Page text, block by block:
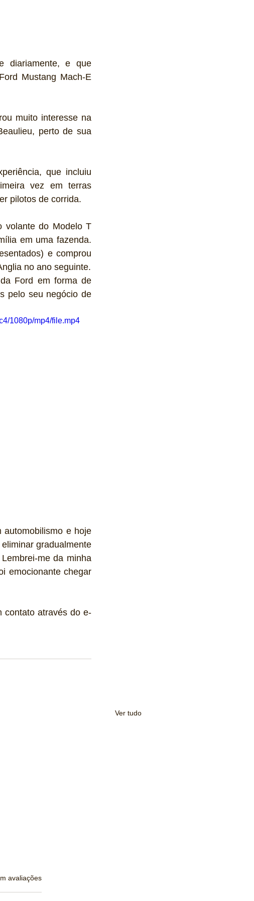
diariamente, e que
Mustang Mach-E
muito interesse na
perto de sua
que incluiu
vez em terras
pilotos de corrida.
volante do Modelo T
em uma fazenda.
e comprou
no ano seguinte.
Ford em forma de
pelo seu negócio de
1080p/mp4/file.mp4
automobilismo e hoje
gradualmente
me da minha
emocionante chegar
contato através do e-
Ver tudo
estrelas.
avaliações